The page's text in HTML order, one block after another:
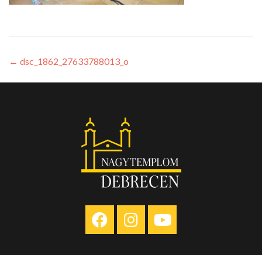
← dsc_1862_27633788013_o